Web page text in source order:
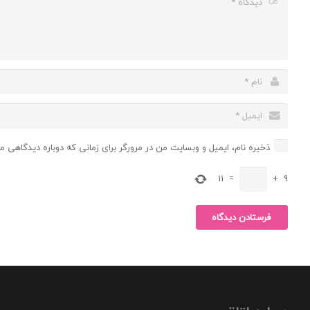
ذخیره نام، ایمیل و وبسایت من در مرورگر برای زمانی که دوباره
9
+
=
11
فرستادن دیدگاه